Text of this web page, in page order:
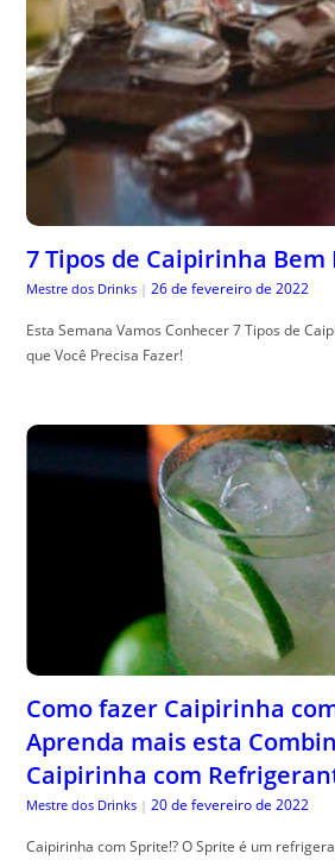
7 Tipos de Caipirinha
Mestre dos Drinks | 26 de fevereiro de 2022
Esta Semana Vamos Conhecer 7 Tipos de
que Você Precisa Fazer!
Como fazer Caipirinha
Aprenda mais esta
Caipirinha com
Mestre dos Drinks | 20 de fevereiro de 2022
Caipirinha com Sprite!? O Sprite é um